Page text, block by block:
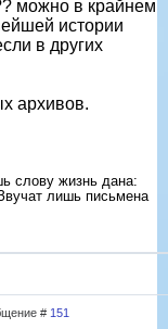
можно в крайнем
истории
в других
архивов.
слову жизнь дана:
лишь письмена
# 151